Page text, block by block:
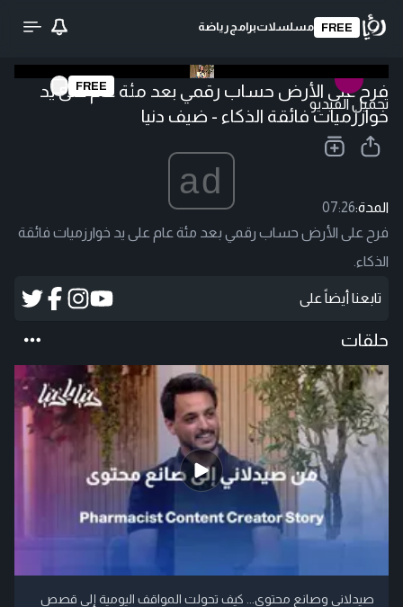
FREE مسلسلاتبرامج رياضة
تحميل الفيديو
FREE
فرح على الأرض حساب رقمي بعد مئة عام على يد
خوارزميات فائقة الذكاء - ضيف دنيا
ad
المدة:07:26
فرح على الأرض حساب رقمي بعد مئة عام على يد خوارزميات فائقة
الذكاء.
تابعنا أيضاً على
حلقات
صيدلاني وصانع محتوى... كيف تحولت المواقف اليومية إلى قصص